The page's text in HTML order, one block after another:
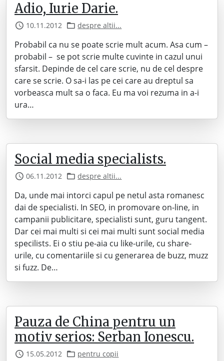
Adio, Iurie Darie.
10.11.2012 despre altii...
Probabil ca nu se poate scrie mult acum. Asa cum –
probabil – se pot scrie multe cuvinte in cazul unui
sfarsit. Depinde de cel care scrie, nu de cel despre
care se scrie. O sa-i las pe cei care au dreptul sa
vorbeasca mult sa o faca. Eu ma voi rezuma in a-i
ura…
Social media specialists.
06.11.2012 despre altii...
Da, unde mai intorci capul pe netul asta romanesc
dai de specialisti. In SEO, in promovare on-line, in
campanii publicitare, specialisti sunt, guru tangent.
Dar cei mai multi si cei mai multi sunt social media
specilists. Ei o stiu pe-aia cu like-urile, cu share-
urile, cu comentariile si cu generarea de buzz, muzz
si fuzz. De…
Pauza de China pentru un
motiv serios: Serban Ionescu.
15.05.2012 pentru copii